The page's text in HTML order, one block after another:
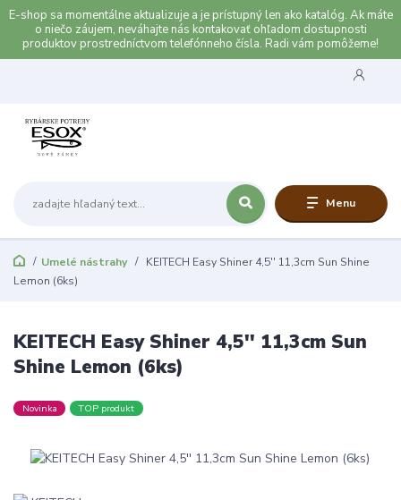
E-shop sa momentálne aktualizuje a je prístupný len ako katalóg. Ak máte
o niečo záujem, neváhajte nás kontakovať ohľadom dostupnosti
produktov prostredníctvom telefónneho čísla. Radi vám pomôžeme!
Menu
Umelé nástrahy
KEITECH Easy Shiner 4,5'' 11,3cm Sun Shine
Lemon (6ks)
KEITECH Easy Shiner 4,5'' 11,3cm Sun
Shine Lemon (6ks)
Novinka TOP produkt